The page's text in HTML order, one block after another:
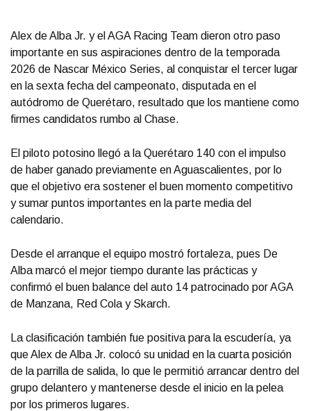
Alex de Alba Jr. y el AGA Racing Team dieron otro paso
importante en sus aspiraciones dentro de la temporada
2026 de Nascar México Series, al conquistar el tercer lugar
en la sexta fecha del campeonato, disputada en el
autódromo de Querétaro, resultado que los mantiene como
firmes candidatos rumbo al Chase.
El piloto potosino llegó a la Querétaro 140 con el impulso
de haber ganado previamente en Aguascalientes, por lo
que el objetivo era sostener el buen momento competitivo
y sumar puntos importantes en la parte media del
calendario.
Desde el arranque el equipo mostró fortaleza, pues De
Alba marcó el mejor tiempo durante las prácticas y
confirmó el buen balance del auto 14 patrocinado por AGA
de Manzana, Red Cola y Skarch.
La clasificación también fue positiva para la escudería, ya
que Alex de Alba Jr. colocó su unidad en la cuarta posición
de la parrilla de salida, lo que le permitió arrancar dentro del
grupo delantero y mantenerse desde el inicio en la pelea
por los primeros lugares.